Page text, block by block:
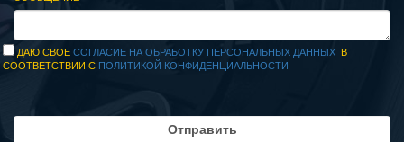
ДАЮ СВОЕСОГЛАСИЕ НА ОБРАБОТКУ ПЕРСОНАЛЬНЫХ ДАННЫХ В
СООТВЕТСТВИИ С ПОЛИТИКОЙ КОНФИДЕНЦИАЛЬНОСТИ